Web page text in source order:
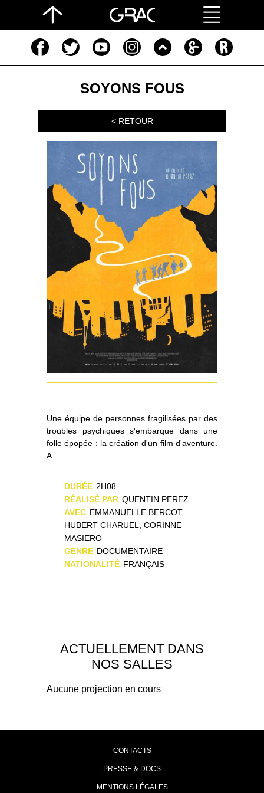
SOYONS FOUS
< RETOUR
Une équipe de personnes fragilisées par des
troubles psychiques s'embarque dans une
folle épopée : la création d'un film d'aventure.
A
DURÉE 2H08
RÉALISÉ PAR QUENTIN PEREZ
AVEC EMMANUELLE BERCOT,
HUBERT CHARUEL, CORINNE
MASIERO
GENRE DOCUMENTAIRE
NATIONALITÉ FRANÇAIS
ACTUELLEMENT DANS
NOS SALLES
Aucune projection en cours
CONTACTS
PRESSE & DOCS
MENTIONS LÉGALES